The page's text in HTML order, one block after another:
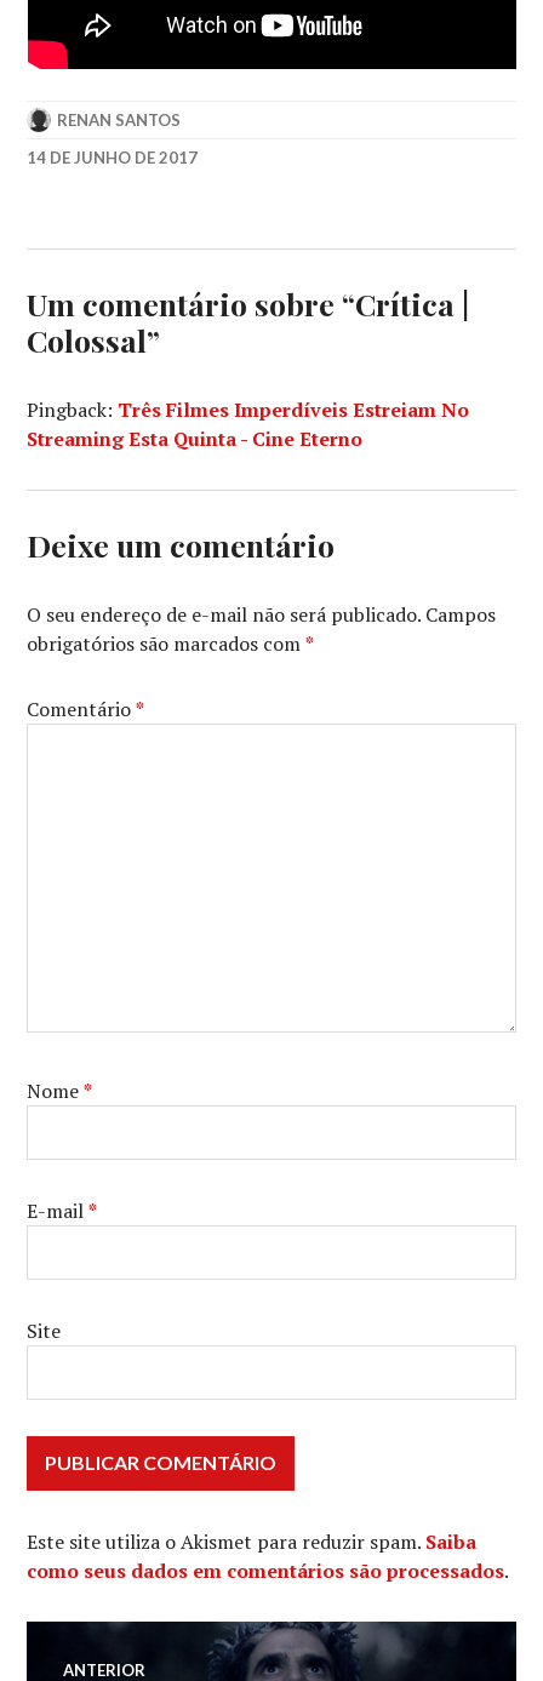
RENAN SANTOS
14 DE JUNHO DE 2017
STEVENS
GODZILLA,
JASON
VIGALONDO,
NEON,
FILMES,
BLAKE
NELSON
Um comentário sobre “Crítica |
Colossal”
Pingback: Três Filmes Imperdíveis Estreiam No
Streaming Esta Quinta - Cine Eterno
Deixe um comentário
O seu endereço de e-mail não será publicado. Campos
obrigatórios são marcados com*
Comentário*
Nome*
E-mail*
Site
Este site utiliza o Akismet para reduzir spam. Saiba
como seus dados em comentários são processados.
Navegação
ANTERIOR